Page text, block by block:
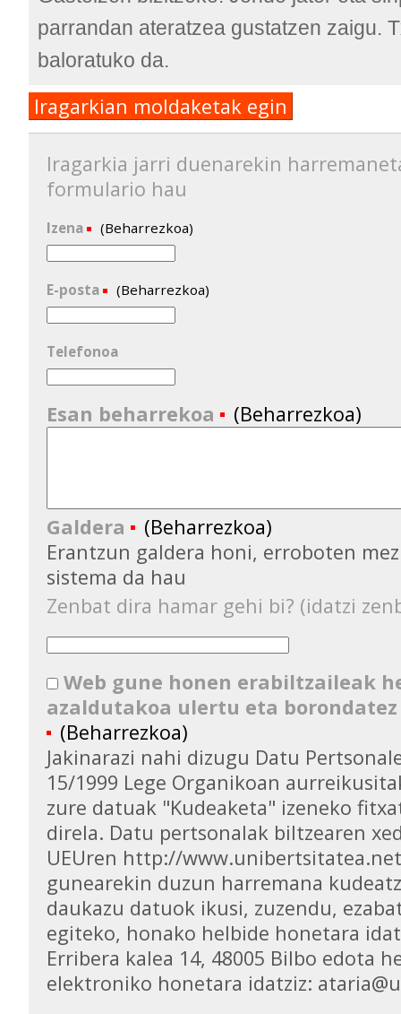
parrandan ateratzea gustatzen zaigu.
baloratuko da.
Iragarkian moldaketak egin
Iragarkia jarri duenarekin
formulario hau
Izena (Beharrezkoa)
E-posta (Beharrezkoa)
Telefonoa
Esan beharrekoa (Beharrezkoa)
Galdera
(Beharrezkoa)
Erantzun galdera honi, erroboten
sistema da hau
Zenbat dira hamar gehi bi? (idatzi
Web gune honen erabiltzaileak
azaldutakoa ulertu eta
(Beharrezkoa)
Jakinarazi nahi dizugu Datu
15/1999 Lege Organikoan
zure datuak "Kudeaketa" izeneko
direla. Datu pertsonalak biltzearen
UEUren http://
gunearekin duzun harremana
daukazu datuok ikusi, zuzendu,
egiteko, honako helbide honetara
Erribera kalea 14, 48005 Bilbo edota
elektroniko honetara idatziz: